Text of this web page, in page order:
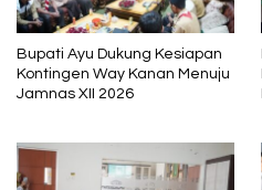
Bupati Ayu Dukung Kesiapan
Kontingen Way Kanan Menuju
Jamnas XII 2026